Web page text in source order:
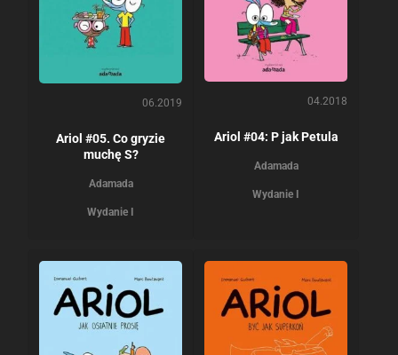
06.2019
Ariol #05. Co gryzie
muchę S?
Adamada
Wydanie I
04.2018
Ariol #04: P jak Petula
Adamada
Wydanie I